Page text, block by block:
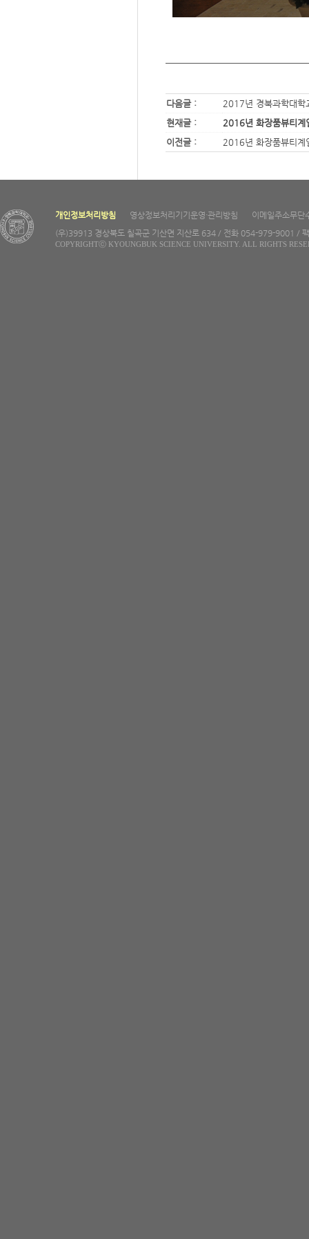
다음글 :
2017년 경북과학대학
현재글 :
2016년 화장품뷰티계
이전글 :
2016년 화장품뷰티계
개인정보처리방침 영상정보처리기기운영·관리방침
이메일주소무단
(우)39913 경상북도 칠곡군 기산면 지산로 634 / 전화 054-979-9001 /
COPYRIGHTⓒ KYOUNGBUK SCIENCE UNIVERSITY. ALL RIGHTS